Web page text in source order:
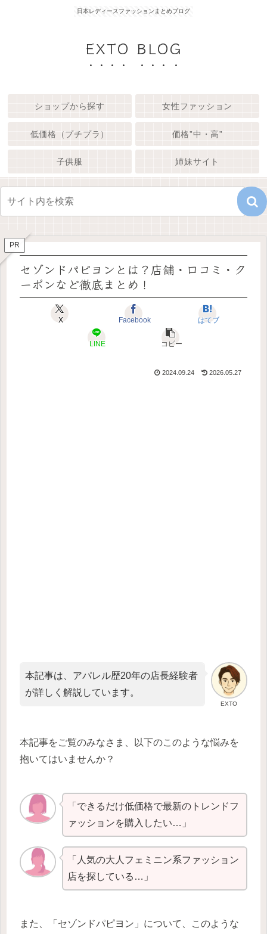
日本レディースファッションまとめブログ
EXTO BLOG
ショップから探す 女性ファッション
低価格（プチプラ） 価格”中・高”
子供服 姉妹サイト
PR
セゾンドパピヨンとは？店舗・口コミ・ク
ーポンなど徹底まとめ！
X Facebook はてブ
LINE コピー
2024.09.24 2026.05.27
EXTO
本記事は、アパレル歴20年の店長経験者
が詳しく解説しています。
本記事をご覧のみなさま、以下のこのような悩みを
抱いてはいませんか？
「できるだけ低価格で最新のトレンドフ
ァッションを購入したい…」
「人気の大人フェミニン系ファッション
店を探している…」
また、「セゾンドパピヨン」について、このような